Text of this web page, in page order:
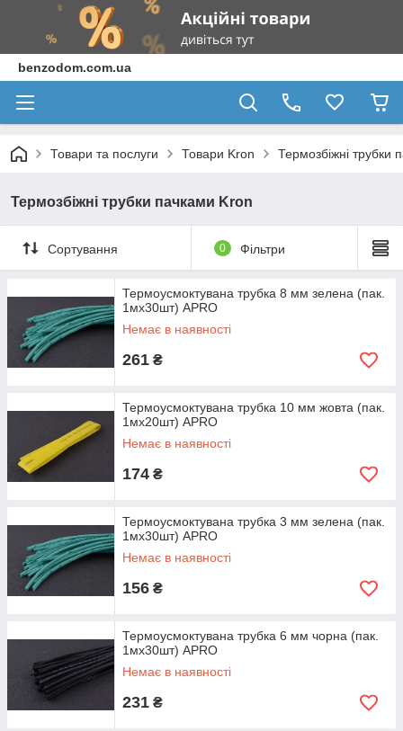
benzodom.com.ua
Товари та послуги Товари Kron Термозбіжні трубки
Термозбіжні трубки пачками Kron
Сортування 0 Фільтри
Термоусмоктувана трубка 8 мм зелена (пак.
1мx30шт) APRO
Немає в наявності
261 ₴
Термоусмоктувана трубка 10 мм жовта (пак.
1мx20шт) APRO
Немає в наявності
174 ₴
Термоусмоктувана трубка 3 мм зелена (пак.
1мx30шт) APRO
Немає в наявності
156 ₴
Термоусмоктувана трубка 6 мм чорна (пак.
1мx30шт) APRO
Немає в наявності
231 ₴